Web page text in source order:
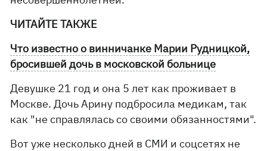
ЧИТАЙТЕ ТАКЖЕ
Что известно о винничанке Марии Рудницкой,
бросившей дочь в московской больнице
Девушке 21 год и она 5 лет как проживает в
Москве. Дочь Арину подбросила медикам, так
как "не справлялась со своими обязанностями".
Вот уже несколько дней в СМИ и соцсетях не